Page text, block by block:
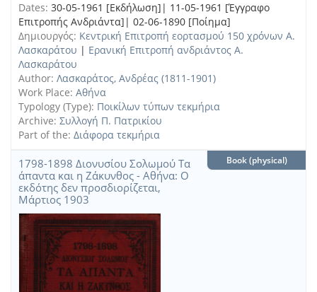
Dates: 30-05-1961 [Εκδήλωση]| 11-05-1961 [Έγγραφο
Επιτροπής Ανδριάντα]| 02-06-1890 [Ποίημα]
Δημιουργός: Κεντρική Επιτροπή εορτασμού 150 χρόνων Α.
Λασκαράτου | Ερανική Επιτροπή ανδριάντος Α.
Λασκαράτου
Author: Λασκαράτος, Ανδρέας (1811-1901)
Work Place: Αθήνα
Typology (Type): Ποικίλων τύπων τεκμήρια
Archive: Συλλογή Π. Πατρικίου
Part of the: Διάφορα τεκμήρια
1798-1898 Διονυσίου Σολωμού Τα
άπαντα και η Ζάκυνθος - Αθήνα: Ο
εκδότης δεν προσδιορίζεται,
Μάρτιος 1903
Book (physical)